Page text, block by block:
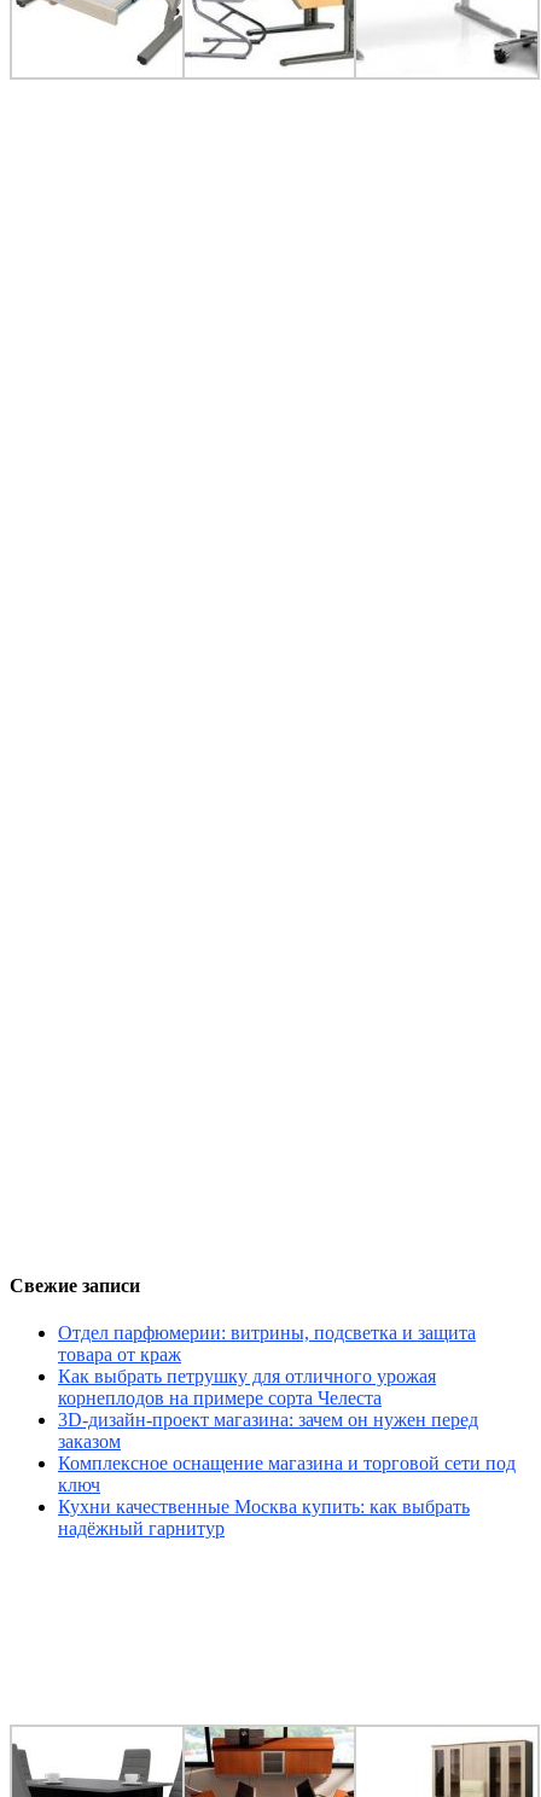
Свежие записи
Отдел парфюмерии: витрины, подсветка и защита
товара от краж
Как выбрать петрушку для отличного урожая
корнеплодов на примере сорта Челеста
3D-дизайн-проект магазина: зачем он нужен перед
заказом
Комплексное оснащение магазина и торговой сети под
ключ
Кухни качественные Москва купить: как выбрать
надёжный гарнитур